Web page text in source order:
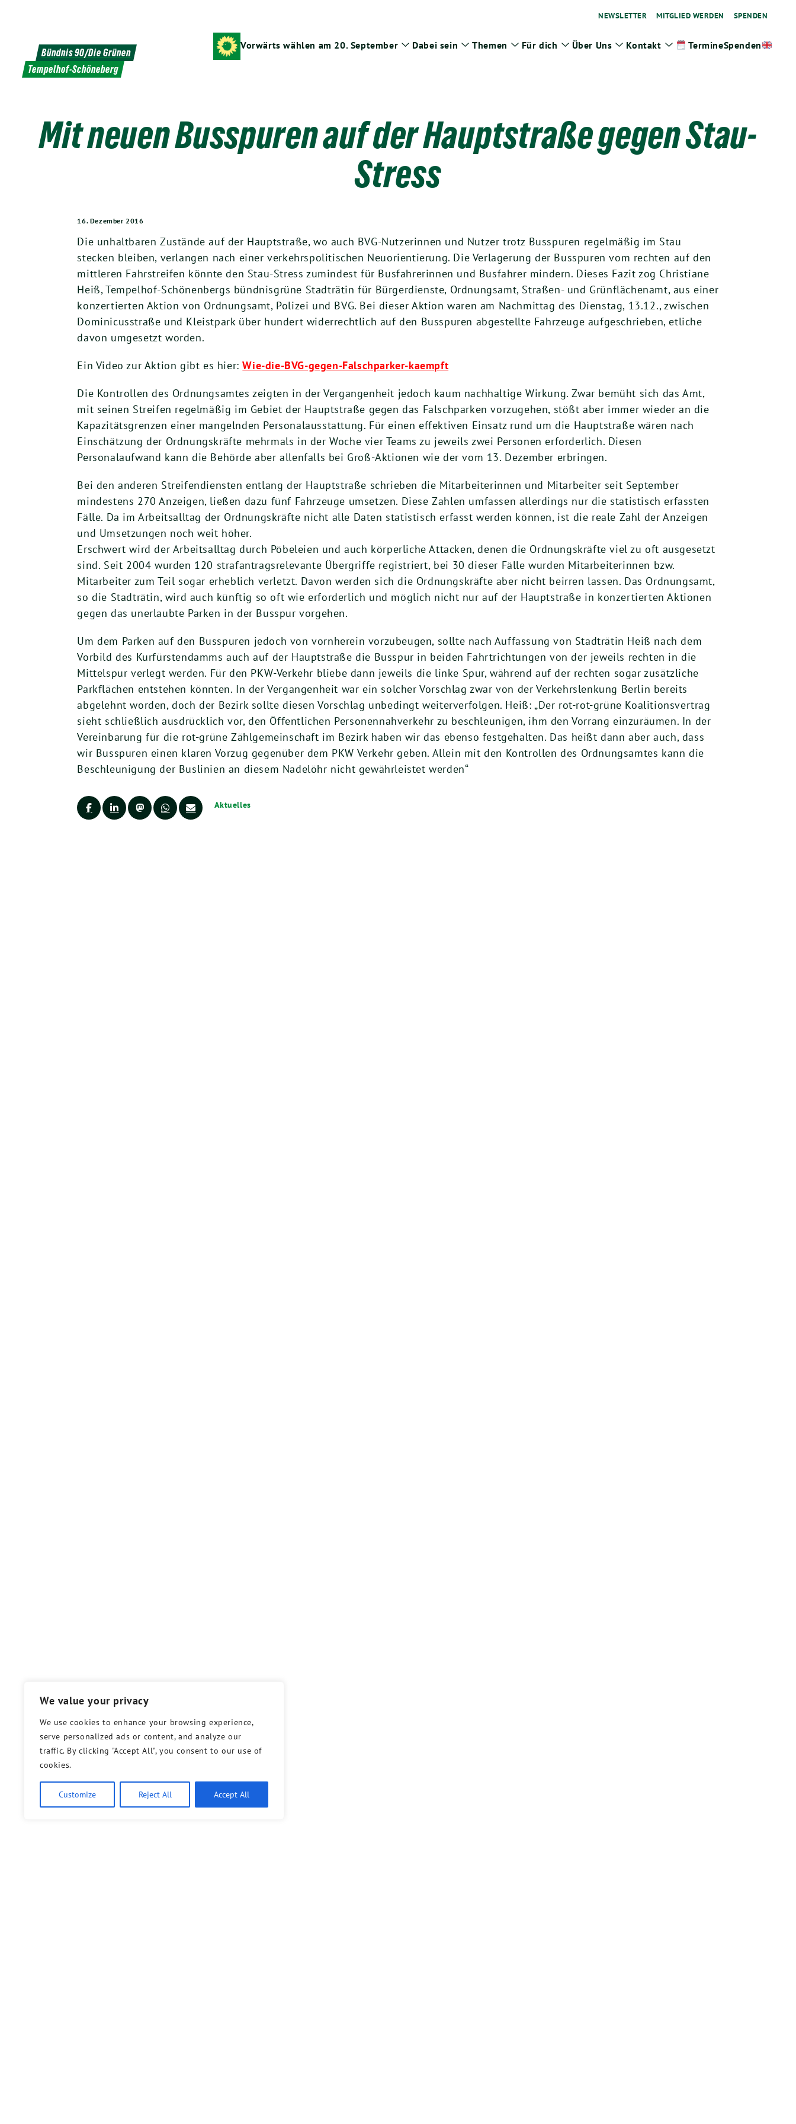
We value your privacy
We use cookies to enhance your browsing experience,
serve personalized ads or content, and analyze our
traffic. By clicking "Accept All", you consent to our use of
cookies.
Customize Reject All Accept All
NEWSLETTER MITGLIED WERDEN SPENDEN
Bündnis 90/Die Grünen
Tempelhof-Schöneberg
Vorwärts wählen am 20. September Zeige
Dabei sein
Zeige
Themen
Zeige
Für dich
Zeige
Über Uns Zeige
Kontakt ZeigeTermineSpenden
Mit neuen Busspuren auf der Hauptstraße gegen Stau-
Stress
16. Dezember 2016
Die unhaltbaren Zustände auf der Hauptstraße, wo auch BVG-Nutzerinnen und Nutzer trotz Busspuren regelmäßig im Stau
stecken bleiben, verlangen nach einer verkehrspolitischen Neuorientierung. Die Verlagerung der Busspuren vom rechten auf den
mittleren Fahrstreifen könnte den Stau-Stress zumindest für Busfahrerinnen und Busfahrer mindern. Dieses Fazit zog Christiane
Heiß, Tempelhof-Schönenbergs bündnisgrüne Stadträtin für Bürgerdienste, Ordnungsamt, Straßen- und Grünflächenamt, aus einer
konzertierten Aktion von Ordnungsamt, Polizei und BVG. Bei dieser Aktion waren am Nachmittag des Dienstag, 13.12., zwischen
Dominicusstraße und Kleistpark über hundert widerrechtlich auf den Busspuren abgestellte Fahrzeuge aufgeschrieben, etliche
davon umgesetzt worden.
Ein Video zur Aktion gibt es hier:Wie-die-BVG-gegen-Falschparker-kaempft
Die Kontrollen des Ordnungsamtes zeigten in der Vergangenheit jedoch kaum nachhaltige Wirkung. Zwar bemüht sich das Amt,
mit seinen Streifen regelmäßig im Gebiet der Hauptstraße gegen das Falschparken vorzugehen, stößt aber immer wieder an die
Kapazitätsgrenzen einer mangelnden Personalausstattung. Für einen effektiven Einsatz rund um die Hauptstraße wären nach
Einschätzung der Ordnungskräfte mehrmals in der Woche vier Teams zu jeweils zwei Personen erforderlich. Diesen
Personalaufwand kann die Behörde aber allenfalls bei Groß-Aktionen wie der vom 13. Dezember erbringen.
Bei den anderen Streifendiensten entlang der Hauptstraße schrieben die Mitarbeiterinnen und Mitarbeiter seit September
mindestens 270 Anzeigen, ließen dazu fünf Fahrzeuge umsetzen. Diese Zahlen umfassen allerdings nur die statistisch erfassten
Fälle. Da im Arbeitsalltag der Ordnungskräfte nicht alle Daten statistisch erfasst werden können, ist die reale Zahl der Anzeigen
und Umsetzungen noch weit höher.
Erschwert wird der Arbeitsalltag durch Pöbeleien und auch körperliche Attacken, denen die Ordnungskräfte viel zu oft ausgesetzt
sind. Seit 2004 wurden 120 strafantragsrelevante Übergriffe registriert, bei 30 dieser Fälle wurden Mitarbeiterinnen bzw.
Mitarbeiter zum Teil sogar erheblich verletzt. Davon werden sich die Ordnungskräfte aber nicht beirren lassen. Das Ordnungsamt,
so die Stadträtin, wird auch künftig so oft wie erforderlich und möglich nicht nur auf der Hauptstraße in konzertierten Aktionen
gegen das unerlaubte Parken in der Busspur vorgehen.
Um dem Parken auf den Busspuren jedoch von vornherein vorzubeugen, sollte nach Auffassung von Stadträtin Heiß nach dem
Vorbild des Kurfürstendamms auch auf der Hauptstraße die Busspur in beiden Fahrtrichtungen von der jeweils rechten in die
Mittelspur verlegt werden. Für den PKW-Verkehr bliebe dann jeweils die linke Spur, während auf der rechten sogar zusätzliche
Parkflächen entstehen könnten. In der Vergangenheit war ein solcher Vorschlag zwar von der Verkehrslenkung Berlin bereits
abgelehnt worden, doch der Bezirk sollte diesen Vorschlag unbedingt weiterverfolgen. Heiß: „Der rot-rot-grüne Koalitionsvertrag
sieht schließlich ausdrücklich vor, den Öffentlichen Personennahverkehr zu beschleunigen, ihm den Vorrang einzuräumen. In der
Vereinbarung für die rot-grüne Zählgemeinschaft im Bezirk haben wir das ebenso festgehalten. Das heißt dann aber auch, dass
wir Busspuren einen klaren Vorzug gegenüber dem PKW Verkehr geben. Allein mit den Kontrollen des Ordnungsamtes kann die
Beschleunigung der Buslinien an diesem Nadelöhr nicht gewährleistet werden“
Aktuelles